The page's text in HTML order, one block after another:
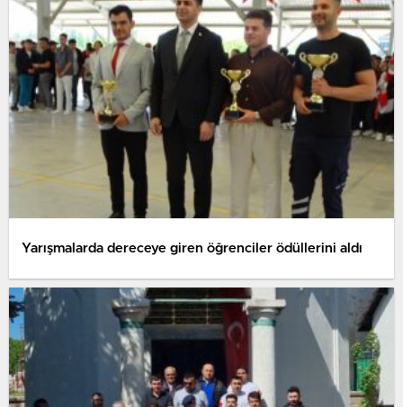
Yarışmalarda dereceye giren öğrenciler ödüllerini aldı